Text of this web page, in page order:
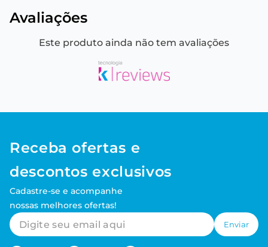
Avaliações
Este produto ainda não tem avaliações
Receba ofertas e
descontos exclusivos
Cadastre-se e acompanhe
nossas melhores ofertas!
Enviar